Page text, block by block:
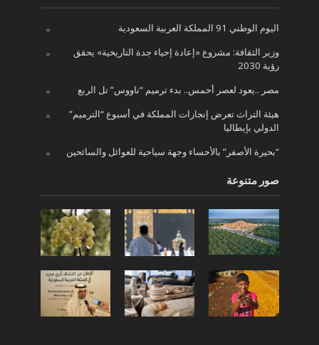
اليوم الوطني 91 المملكة العربية السعودية
وزير الثقافة: مشروع «إعادة إحياء جدة التاريخية» يحقق
رؤية 2030
مصر ..يعود لعصر أحمس.. بدء ترميم “ناووس” تل الربع
هيئة التراث تعرض إنجازات المملكة في أسبوع “الترميم”
الدولي بإيطاليا
“بحيرة الأصفر” بالأحساء وجهة سياحية للعوائل والسائحين
صور متنوعة